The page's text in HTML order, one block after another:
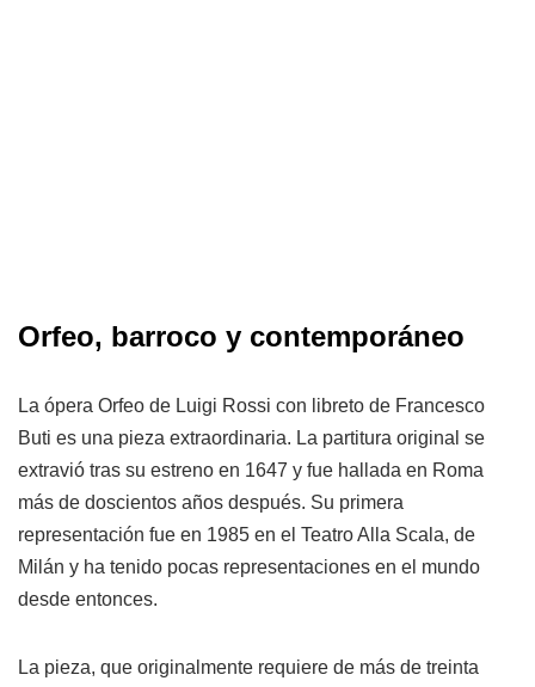
Orfeo, barroco y contemporáneo
La ópera Orfeo de Luigi Rossi con libreto de Francesco
Buti es una pieza extraordinaria. La partitura original se
extravió tras su estreno en 1647 y fue hallada en Roma
más de doscientos años después. Su primera
representación fue en 1985 en el Teatro Alla Scala, de
Milán y ha tenido pocas representaciones en el mundo
desde entonces.
La pieza, que originalmente requiere de más de treinta